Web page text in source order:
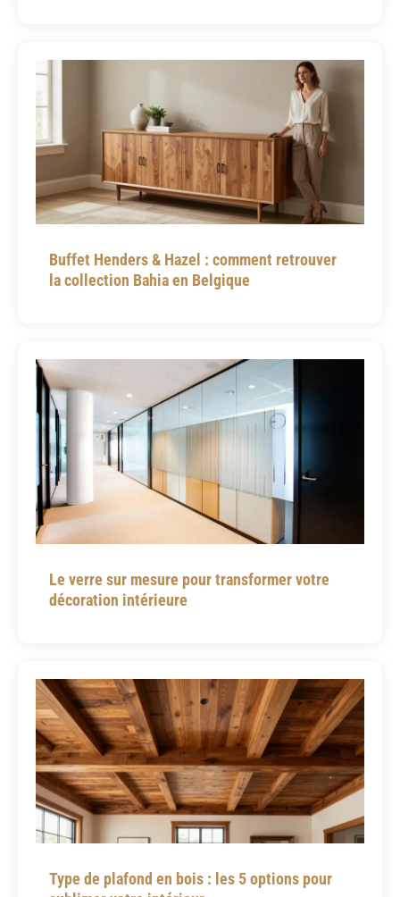
Buffet Henders & Hazel : comment retrouver
la collection Bahia en Belgique
Le verre sur mesure pour transformer votre
décoration intérieure
Type de plafond en bois : les 5 options pour